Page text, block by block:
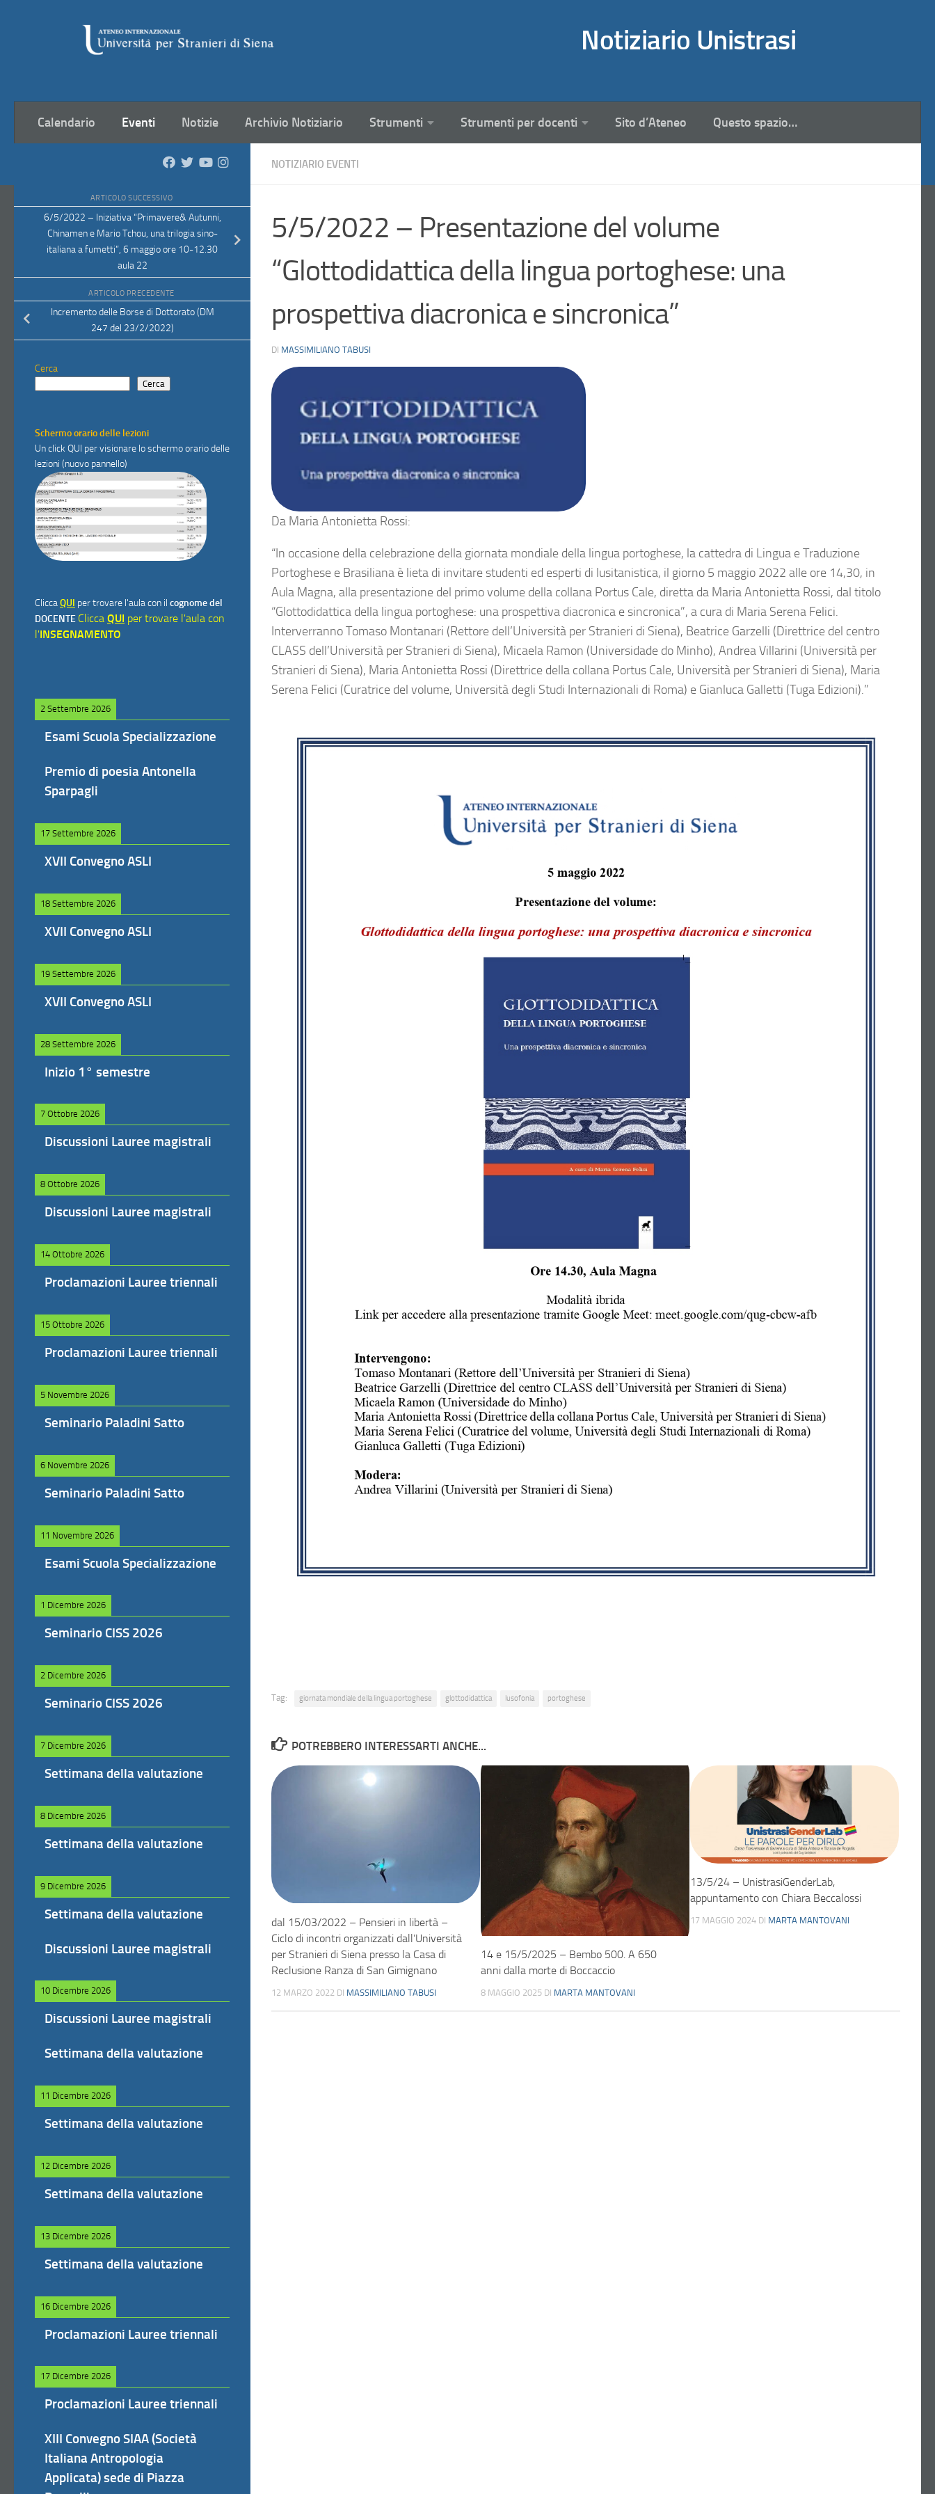
Notiziario Unistrasi
Calendario Eventi Notizie Archivio Notiziario Strumenti Strumenti per docenti Sito d’Ateneo Questo spazio…
NOTIZIARIO EVENTI
5/5/2022 – Presentazione del volume
“Glottodidattica della lingua portoghese: una
prospettiva diacronica e sincronica”
DI MASSIMILIANO TABUSI
Da Maria Antonietta Rossi:
“In occasione della celebrazione della giornata mondiale della lingua portoghese, la cattedra di Lingua e Traduzione
Portoghese e Brasiliana è lieta di invitare studenti ed esperti di lusitanistica, il giorno 5 maggio 2022 alle ore 14,30, in
Aula Magna, alla presentazione del primo volume della collana Portus Cale, diretta da Maria Antonietta Rossi, dal titolo
“Glottodidattica della lingua portoghese: una prospettiva diacronica e sincronica”, a cura di Maria Serena Felici.
Interverranno Tomaso Montanari (Rettore dell’Università per Stranieri di Siena), Beatrice Garzelli (Direttrice del centro
CLASS dell’Università per Stranieri di Siena), Micaela Ramon (Universidade do Minho), Andrea Villarini (Università per
Stranieri di Siena), Maria Antonietta Rossi (Direttrice della collana Portus Cale, Università per Stranieri di Siena), Maria
Serena Felici (Curatrice del volume, Università degli Studi Internazionali di Roma) e Gianluca Galletti (Tuga Edizioni).”
Tag: giornata mondiale della lingua portoghese glottodidattica lusofonia portoghese
POTREBBERO INTERESSARTI ANCHE...
dal 15/03/2022 – Pensieri in libertà –
Ciclo di incontri organizzati dall’Università
per Stranieri di Siena presso la Casa di
Reclusione Ranza di San Gimignano
12 MARZO 2022 DI MASSIMILIANO TABUSI
14 e 15/5/2025 – Bembo 500. A 650
anni dalla morte di Boccaccio
8 MAGGIO 2025 DI MARTA MANTOVANI
13/5/24 – UnistrasiGenderLab,
appuntamento con Chiara Beccalossi
17 MAGGIO 2024 DI MARTA MANTOVANI
ARTICOLO SUCCESSIVO
6/5/2022 – Iniziativa “Primavere& Autunni,
Chinamen e Mario Tchou, una trilogia sino-
italiana a fumetti”, 6 maggio ore 10-12.30
aula 22
ARTICOLO PRECEDENTE
Incremento delle Borse di Dottorato (DM
247 del 23/2/2022)
Cerca
Cerca
Schermo orario delle lezioni
Un click QUI per visionare lo schermo orario delle
lezioni (nuovo pannello)
CliccaQUI per trovare l'aula con il cognome del
DOCENTE Clicca QUI per trovare l'aula con
l'INSEGNAMENTO
2 Settembre 2026
Esami Scuola Specializzazione
Premio di poesia Antonella
Sparpagli
17 Settembre 2026
XVII Convegno ASLI
18 Settembre 2026
XVII Convegno ASLI
19 Settembre 2026
XVII Convegno ASLI
28 Settembre 2026
Inizio 1° semestre
7 Ottobre 2026
Discussioni Lauree magistrali
8 Ottobre 2026
Discussioni Lauree magistrali
14 Ottobre 2026
Proclamazioni Lauree triennali
15 Ottobre 2026
Proclamazioni Lauree triennali
5 Novembre 2026
Seminario Paladini Satto
6 Novembre 2026
Seminario Paladini Satto
11 Novembre 2026
Esami Scuola Specializzazione
1 Dicembre 2026
Seminario CISS 2026
2 Dicembre 2026
Seminario CISS 2026
7 Dicembre 2026
Settimana della valutazione
8 Dicembre 2026
Settimana della valutazione
9 Dicembre 2026
Settimana della valutazione
Discussioni Lauree magistrali
10 Dicembre 2026
Discussioni Lauree magistrali
Settimana della valutazione
11 Dicembre 2026
Settimana della valutazione
12 Dicembre 2026
Settimana della valutazione
13 Dicembre 2026
Settimana della valutazione
16 Dicembre 2026
Proclamazioni Lauree triennali
17 Dicembre 2026
Proclamazioni Lauree triennali
XIII Convegno SIAA (Società
Italiana Antropologia
Applicata) sede di Piazza